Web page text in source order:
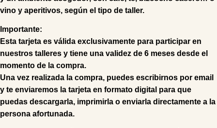
vino y aperitivos, según el tipo de taller.
Importante:
Esta tarjeta es válida exclusivamente para participar en
nuestros talleres y tiene una validez de 6 meses desde el
momento de la compra.
Una vez realizada la compra, puedes escribirnos por email
y te enviaremos la tarjeta en formato digital para que
puedas descargarla, imprimirla o enviarla directamente a la
persona afortunada.